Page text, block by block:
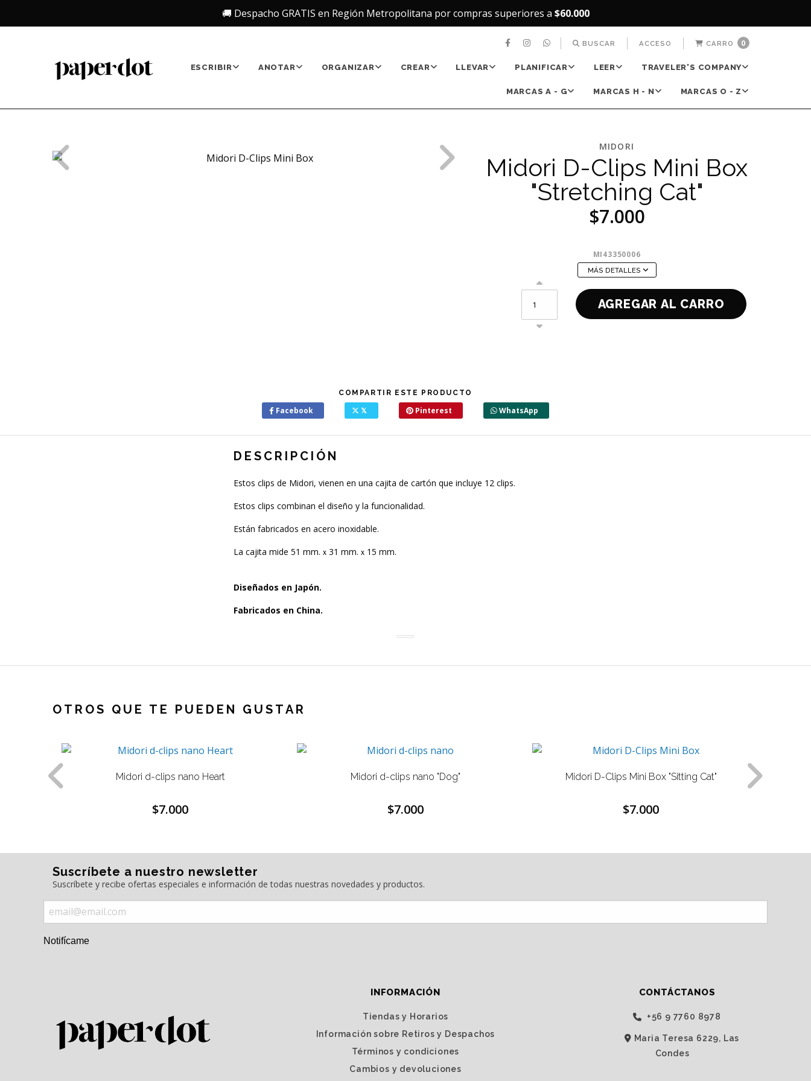
🚚 Despacho GRATIS en Región Metropolitana por compras superiores a $60.000
BUSCAR ACCESO CARRO 0
ESCRIBIR ANOTAR ORGANIZAR CREAR LLEVAR PLANIFICAR LEER TRAVELER'S COMPANY
MARCAS A - G MARCAS H - N MARCAS O - Z
MIDORI
Midori D-Clips Mini Box
"Stretching Cat"
$7.000
MI43350006
MÁS DETALLES
COMPARTIR ESTE PRODUCTO
Facebook 𝕏 Pinterest WhatsApp
DESCRIPCIÓN
Estos clips de Midori, vienen en una cajita de cartón que incluye 12 clips.
Estos clips combinan el diseño y la funcionalidad.
Están fabricados en acero inoxidable.
La cajita mide 51 mm.ｘ31 mm.ｘ15 mm.
Diseñados en Japón.
Fabricados en China.
OTROS QUE TE PUEDEN GUSTAR
Midori d-clips nano Heart
$7.000
Midori d-clips nano "Dog"
$7.000
Midori D-Clips Mini Box "Sitting Cat"
$7.000
Suscríbete a nuestro newsletter
Suscríbete y recibe ofertas especiales e información de todas nuestras novedades y productos.
Notifícame
INFORMACIÓN
Tiendas y Horarios
Información sobre Retiros y Despachos
Términos y condiciones
Cambios y devoluciones
CONTÁCTANOS
‭+56 9 7760 8978‬
Maria Teresa 6229, Las
Condes